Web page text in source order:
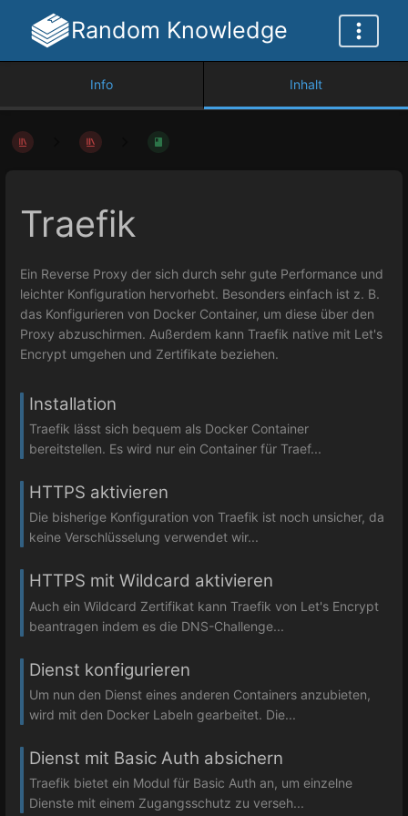
Random Knowledge
Info Inhalt
Traefik
Ein Reverse Proxy der sich durch sehr gute Performance und
leichter Konfiguration hervorhebt. Besonders einfach ist z. B.
das Konfigurieren von Docker Container, um diese über den
Proxy abzuschirmen. Außerdem kann Traefik native mit Let's
Encrypt umgehen und Zertifikate beziehen.
Installation
Traefik lässt sich bequem als Docker Container
bereitstellen. Es wird nur ein Container für Traef...
HTTPS aktivieren
Die bisherige Konfiguration von Traefik ist noch unsicher, da
keine Verschlüsselung verwendet wir...
HTTPS mit Wildcard aktivieren
Auch ein Wildcard Zertifikat kann Traefik von Let's Encrypt
beantragen indem es die DNS-Challenge...
Dienst konfigurieren
Um nun den Dienst eines anderen Containers anzubieten,
wird mit den Docker Labeln gearbeitet. Die...
Dienst mit Basic Auth absichern
Traefik bietet ein Modul für Basic Auth an, um einzelne
Dienste mit einem Zugangsschutz zu verseh...